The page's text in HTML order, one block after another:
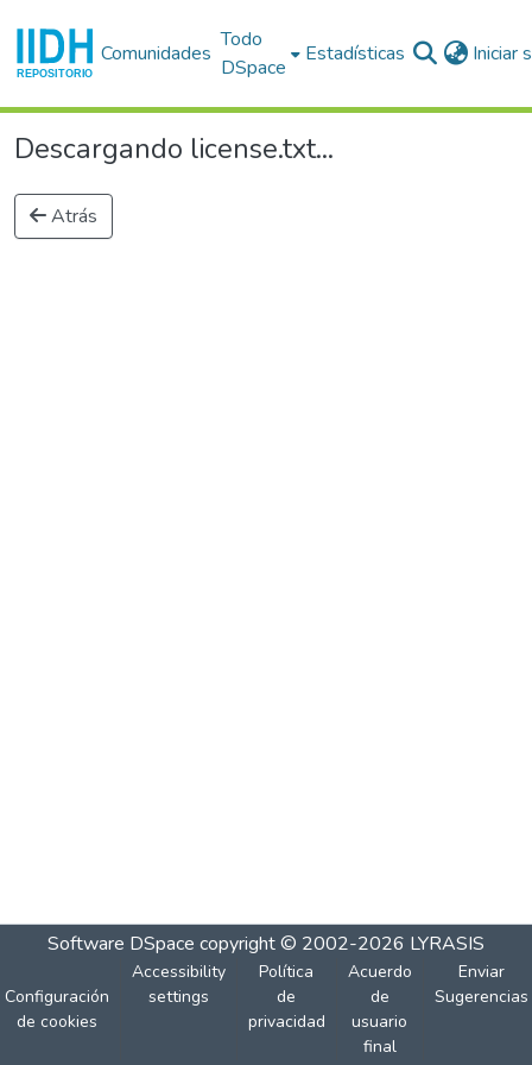
Comunidades
Todo
DSpace
Estadísticas Iniciar
Descargando license.txt...
Atrás
Software DSpace copyright © 2002-2026 LYRASIS
Configuración
de cookies
Accessibility
settings
Política
de
privacidad
Acuerdo
de
usuario
final
Enviar
Sugerencias